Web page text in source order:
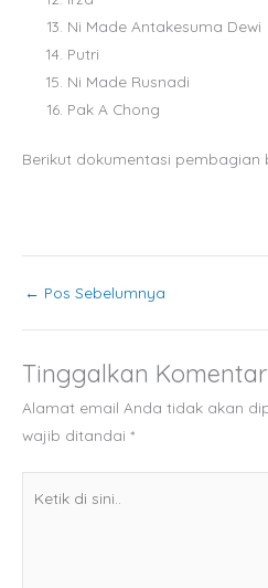
Ni Made Antakesuma Dewi
Putri
Ni Made Rusnadi
Pak A Chong
Berikut dokumentasi pembagian
← Pos Sebelumnya
Tinggalkan Komentar
Alamat email Anda tidak akan
wajib ditandai *